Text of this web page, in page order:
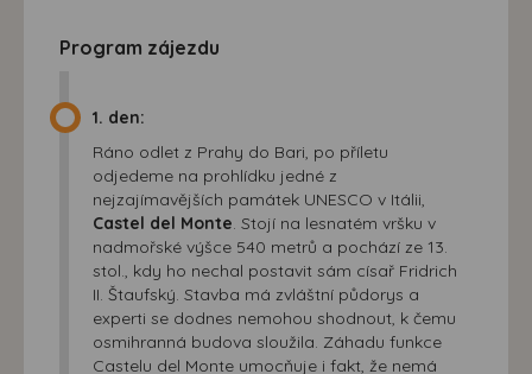
Program zájezdu
1. den:
Ráno odlet z Prahy do Bari, po příletu
odjedeme na prohlídku jedné z
nejzajímavějších památek UNESCO v Itálii,
Castel del Monte . Stojí na lesnatém vršku v
nadmořské výšce 540 metrů a pochází ze 13.
stol., kdy ho nechal postavit sám císař Fridrich
II. Štaufský. Stavba má zvláštní půdorys a
experti se dodnes nemohou shodnout, k čemu
osmihranná budova sloužila. Záhadu funkce
Castelu del Monte umocňuje i fakt, že nemá